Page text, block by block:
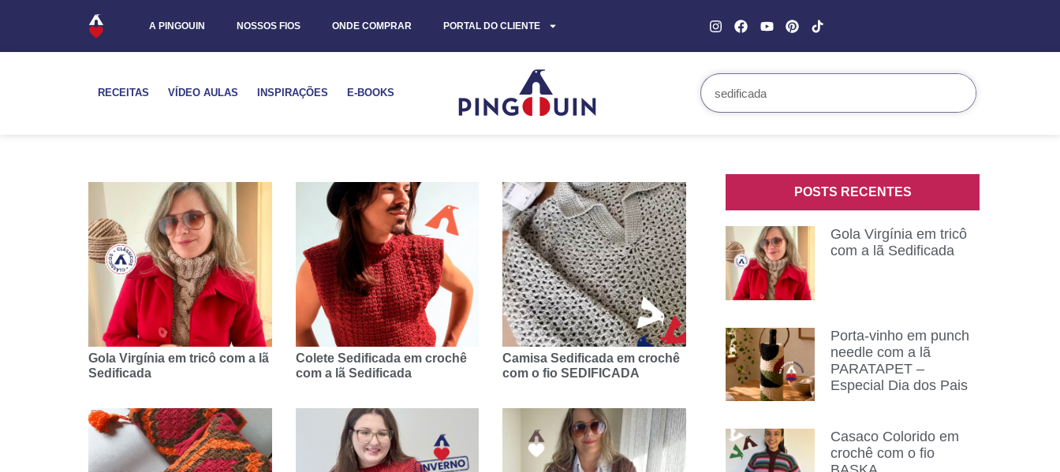
A PINGOUIN NOSSOS FIOS ONDE COMPRAR PORTAL DO CLIENTE
RECEITAS VÍDEO AULAS INSPIRAÇÕES E-BOOKS
Gola Virgínia em tricô com a lã
Sedificada
Colete Sedificada em crochê
com a lã Sedificada
Camisa Sedificada em crochê
com o fio SEDIFICADA
POSTS RECENTES
Gola Virgínia em tricô
com a lã Sedificada
Porta-vinho em punch
needle com a lã
PARATAPET –
Especial Dia dos Pais
Casaco Colorido em
crochê com o fio